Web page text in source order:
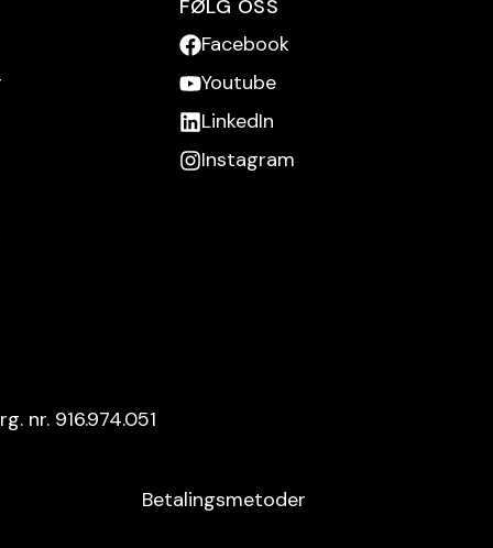
FØLG OSS
Facebook
Youtube
LinkedIn
Instagram
nr. 916.974.051
Betalingsmetoder